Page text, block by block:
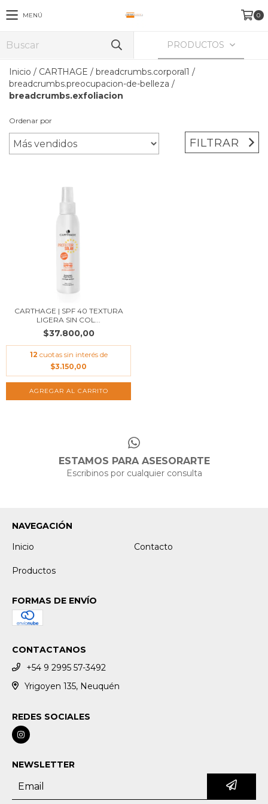
MENÚ 0
PRODUCTOS
Inicio / CARTHAGE / breadcrumbs.corporal1 /
breadcrumbs.preocupacion-de-belleza /
breadcrumbs.exfoliacion
Ordenar por
FILTRAR
CARTHAGE | SPF 40 TEXTURA
LIGERA SIN COL...
$37.800,00
12 cuotas sin interés de
$3.150,00
ESTAMOS PARA ASESORARTE
Escribinos por cualquier consulta
NAVEGACIÓN
Inicio
Contacto
Productos
FORMAS DE ENVÍO
CONTACTANOS
+54 9 2995 57-3492
Yrigoyen 135, Neuquén
REDES SOCIALES
NEWSLETTER